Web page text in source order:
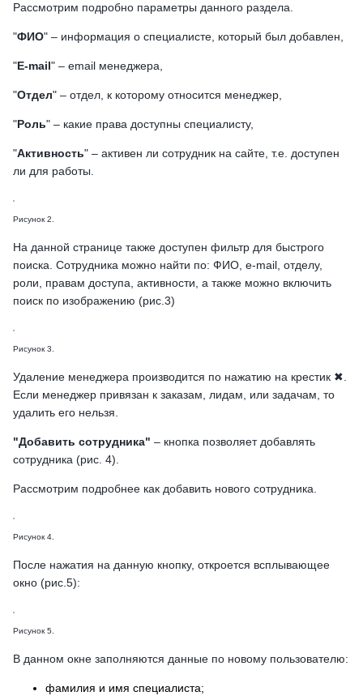
Рассмотрим подробно параметры данного раздела.
"ФИО" – информация о специалисте, который был добавлен,
"E-mail" – email менеджера,
"Отдел" – отдел, к которому относится менеджер,
"Роль" – какие права доступны специалисту,
"Активность" – активен ли сотрудник на сайте, т.е. доступен
ли для работы.
Рисунок 2.
На данной странице также доступен фильтр для быстрого
поиска. Сотрудника можно найти по: ФИО, e-mail, отделу,
роли, правам доступа, активности, а также можно включить
поиск по изображению (рис.3)
Рисунок 3.
Удаление менеджера производится по нажатию на крестик ✖.
Если менеджер привязан к заказам, лидам, или задачам, то
удалить его нельзя.
"Добавить сотрудника" – кнопка позволяет добавлять
сотрудника (рис. 4).
Рассмотрим подробнее как добавить нового сотрудника.
Рисунок 4.
После нажатия на данную кнопку, откроется всплывающее
окно (рис.5):
Рисунок 5.
В данном окне заполняются данные по новому пользователю:
фамилия и имя специалиста;